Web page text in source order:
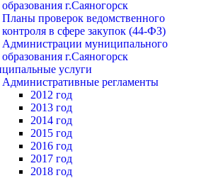
образования г.Саяногорск
Планы проверок ведомственного
контроля в сфере закупок (44-ФЗ)
Администрации муниципального
образования г.Саяногорск
услуги
Административные регламенты
2012 год
2013 год
2014 год
2015 год
2016 год
2017 год
2018 год